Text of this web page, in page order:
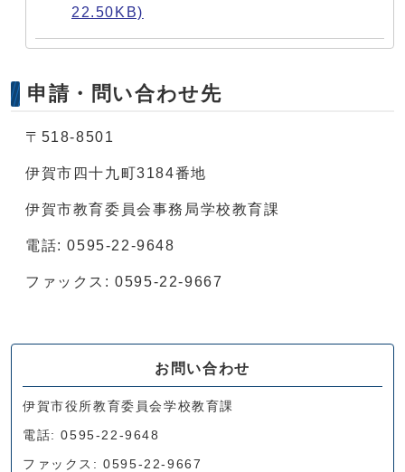
22.50KB)
申請・問い合わせ先
〒518-8501
伊賀市四十九町3184番地
伊賀市教育委員会事務局学校教育課
電話: 0595-22-9648
ファックス: 0595-22-9667
お問い合わせ
伊賀市役所教育委員会学校教育課
電話: 0595-22-9648
ファックス: 0595-22-9667